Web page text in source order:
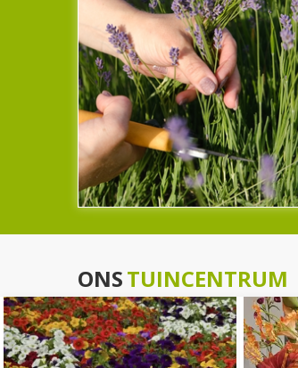
ONSTUINCENTRUM